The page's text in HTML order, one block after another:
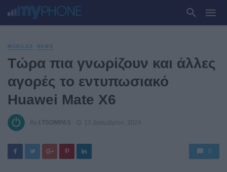
MOBILES NEWS
Τώρα πια γνωρίζουν και άλλες
αγορές το εντυπωσιακό
Huawei Mate X6
By I.TSOMPAS 13 Δεκεμβρίου, 2024
0